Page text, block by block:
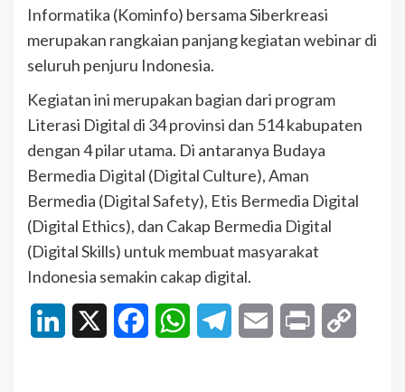
Informatika (Kominfo) bersama Siberkreasi
merupakan rangkaian panjang kegiatan webinar di
seluruh penjuru Indonesia.
Kegiatan ini merupakan bagian dari program
Literasi Digital di 34 provinsi dan 514 kabupaten
dengan 4 pilar utama. Di antaranya Budaya
Bermedia Digital (Digital Culture), Aman
Bermedia (Digital Safety), Etis Bermedia Digital
(Digital Ethics), dan Cakap Bermedia Digital
(Digital Skills) untuk membuat masyarakat
Indonesia semakin cakap digital.
LinkedIn FacebookWhatsAppTelegramEmail Print